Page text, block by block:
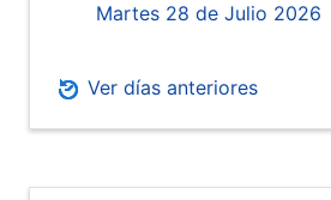
Martes 28 de Julio 2026
Ver días anteriores